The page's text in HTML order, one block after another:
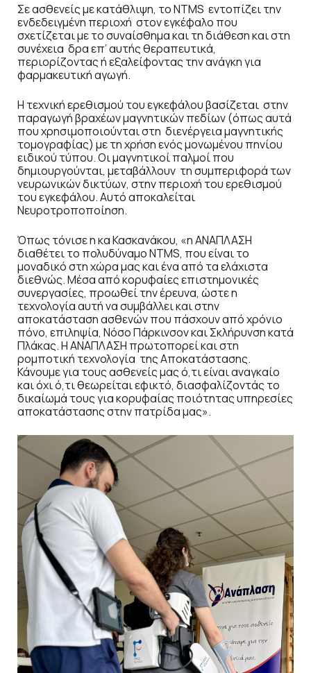
Σε ασθενείς με κατάθλιψη, το NTMS εντοπίζει την
ενδεδειγμένη περιοχή στον εγκέφαλο που
σχετίζεται με το συναίσθημα και τη διάθεση και στη
συνέχεια δρα επ’ αυτής θεραπευτικά,
περιορίζοντας ή εξαλείφοντας την ανάγκη για
φαρμακευτική αγωγή.
Η τεχνική ερεθισμού του εγκεφάλου βασίζεται στην
παραγωγή βραχέων μαγνητικών πεδίων (όπως αυτά
που χρησιμοποιούνται στη διενέργεια μαγνητικής
τομογραφίας) με τη χρήση ενός μονωμένου πηνίου
ειδικού τύπου. Οι μαγνητικοί παλμοί που
δημιουργούνται, μεταβάλλουν τη συμπεριφορά των
νευρωνικών δικτύων, στην περιοχή του ερεθισμού
του εγκεφάλου. Αυτό αποκαλείται
Νευροτροποποίηση.
Όπως τόνισε η κα Κασκανάκου, «η ΑΝΑΠΛΑΣΗ
διαθέτει το πολυδύναμο NTMS, που είναι το
μοναδικό στη χώρα μας και ένα από τα ελάχιστα
διεθνώς. Μέσα από κορυφαίες επιστημονικές
συνεργασίες, προωθεί την έρευνα, ώστε η
τεχνολογία αυτή να συμβάλλει και στην
αποκατάσταση ασθενών που πάσχουν από χρόνιο
πόνο, επιληψία, Νόσο Πάρκινσον και Σκλήρυνση κατά
Πλάκας. Η ΑΝΑΠΛΑΣΗ πρωτοπορεί και στη
ρομποτική τεχνολογία της Αποκατάστασης.
Κάνουμε για τους ασθενείς μας ό,τι είναι αναγκαίο
και όχι ό,τι θεωρείται εφικτό, διασφαλίζοντάς το
δικαίωμά τους για κορυφαίας ποιότητας υπηρεσίες
αποκατάστασης στην πατρίδα μας».